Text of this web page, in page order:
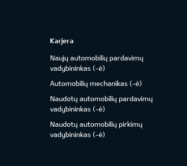
Karjera
Naujų automobilių pardavimų
vadybininkas (-ė)
Automobilių mechanikas (-ė)
Naudotų automobilių pardavimų
vadybininkas (-ė)
Naudotų automobilių pirkimų
vadybininkas (-ė)